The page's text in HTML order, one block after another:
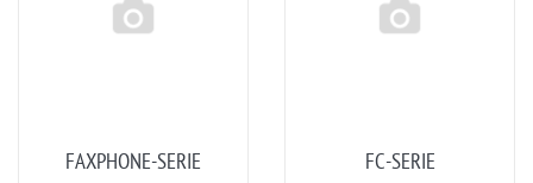
FAXPHONE-SERIE FC-SERIE